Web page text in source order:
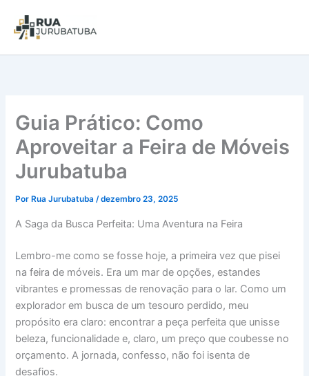
Guia Prático: Como
Aproveitar a Feira de Móveis
Jurubatuba
Por Rua Jurubatuba/dezembro 23, 2025
A Saga da Busca Perfeita: Uma Aventura na Feira
Lembro-me como se fosse hoje, a primeira vez que pisei
na feira de móveis. Era um mar de opções, estandes
vibrantes e promessas de renovação para o lar. Como um
explorador em busca de um tesouro perdido, meu
propósito era claro: encontrar a peça perfeita que unisse
beleza, funcionalidade e, claro, um preço que coubesse no
orçamento. A jornada, confesso, não foi isenta de
desafios.